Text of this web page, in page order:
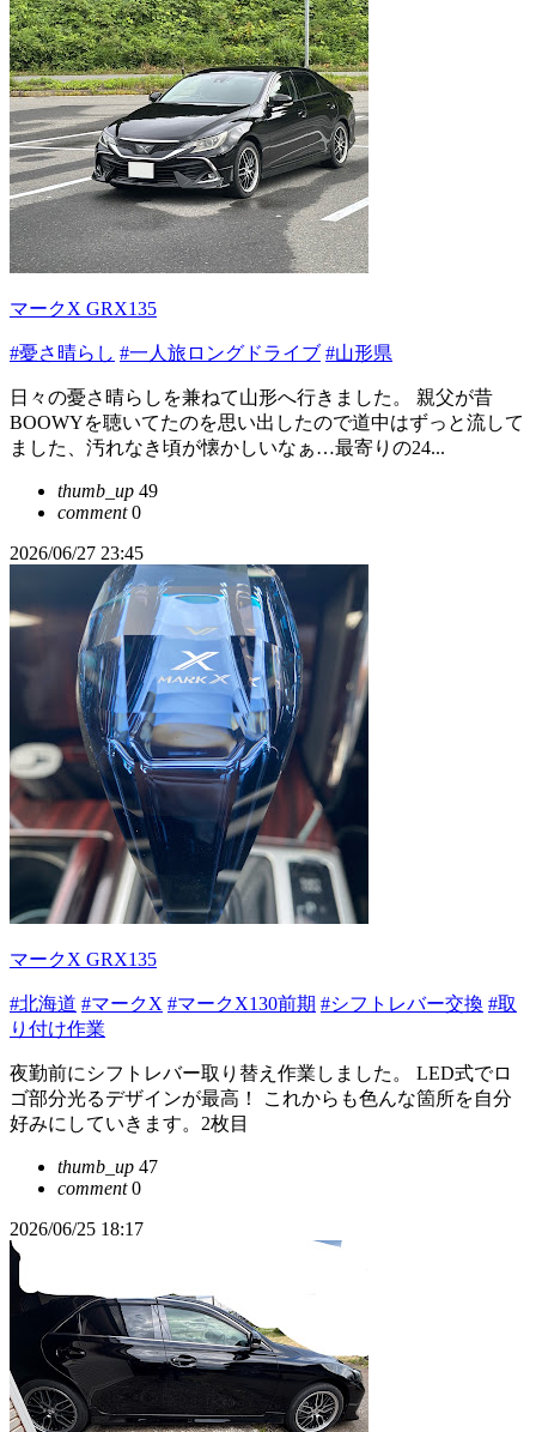
マークX GRX135
#憂さ晴らし #一人旅ロングドライブ #山形県
日々の憂さ晴らしを兼ねて山形へ行きました。 親父が昔
BOOWYを聴いてたのを思い出したので道中はずっと流して
ました、汚れなき頃が懐かしいなぁ…最寄りの24...
thumb_up 49
comment0
2026/06/27 23:45
マークX GRX135
#北海道 #マークX #マークX130前期 #シフトレバー交換 #取
り付け作業
夜勤前にシフトレバー取り替え作業しました。 LED式でロ
ゴ部分光るデザインが最高！ これからも色んな箇所を自分
好みにしていきます。2枚目
thumb_up 47
comment0
2026/06/25 18:17